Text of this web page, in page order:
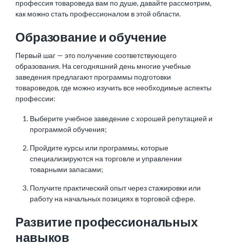
профессия товароведа вам по душе, давайте рассмотрим,
как можно стать профессионалом в этой области.
Образование и обучение
Первый шаг — это получение соответствующего
образования. На сегодняшний день многие учебные
заведения предлагают программы подготовки
товароведов, где можно изучить все необходимые аспекты
профессии:
Выберите учебное заведение с хорошей репутацией и
программой обучения;
Пройдите курсы или программы, которые
специализируются на торговле и управлении
товарными запасами;
Получите практический опыт через стажировки или
работу на начальных позициях в торговой сфере.
Развитие профессиональных
навыков